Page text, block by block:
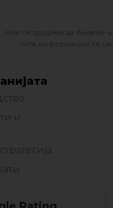
Ние се трудиме да бидеме
сите информации се
и